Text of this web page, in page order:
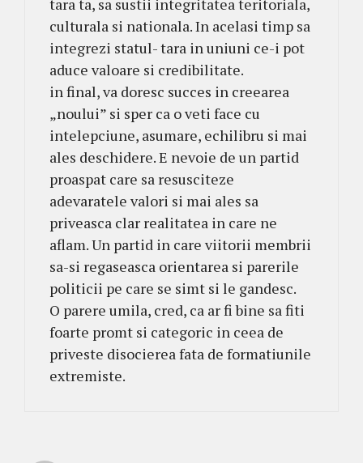
culturala si nationala. In acelasi timp sa
integrezi statul- tara in uniuni ce-i pot
aduce valoare si credibilitate.
in final, va doresc succes in creearea
„noului” si sper ca o veti face cu
intelepciune, asumare, echilibru si mai
ales deschidere. E nevoie de un partid
proaspat care sa resusciteze
adevaratele valori si mai ales sa
priveasca clar realitatea in care ne
aflam. Un partid in care viitorii membrii
sa-si regaseasca orientarea si parerile
politicii pe care se simt si le gandesc.
O parere umila, cred, ca ar fi bine sa fiti
foarte promt si categoric in ceea de
priveste disocierea fata de formatiunile
extremiste.